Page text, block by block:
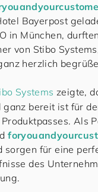
youandyourcusto
Bayerpost
in München,
von Stibo
herzlich
Systems zeigte,
bereit ist für
Als
foryouandyourcus
sorgen für eine
des